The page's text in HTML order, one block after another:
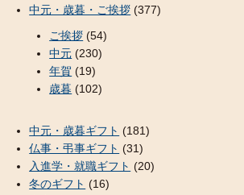
中元・歳暮・ご挨拶 (377)
ご挨拶 (54)
中元 (230)
年賀 (19)
歳暮 (102)
中元・歳暮ギフト (181)
仏事・弔事ギフト (31)
入進学・就職ギフト (20)
冬のギフト (16)